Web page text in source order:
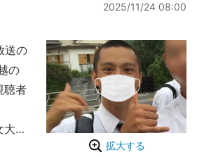
2025/11/24 08:00
拡大する
送の
の
聴者
集